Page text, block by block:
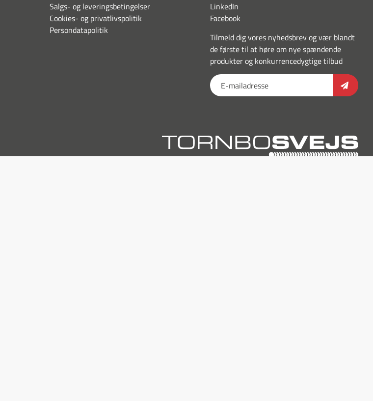
Salgs- og leveringsbetingelser
Cookies- og privatlivspolitik
Persondatapolitik
LinkedIn
Facebook
Tilmeld dig vores nyhedsbrev og vær blandt
de første til at høre om nye spændende
produkter og konkurrencedygtige tilbud